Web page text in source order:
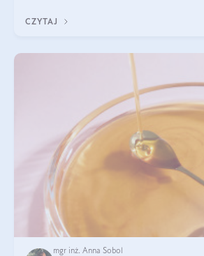
CZYTAJ
mgr inż. Anna Sobol